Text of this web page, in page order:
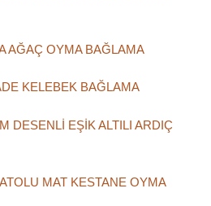
AĞAÇ OYMA BAĞLAMA
KELEBEK BAĞLAMA
DESENLİ EŞİK ALTILI ARDIÇ
MAT KESTANE OYMA